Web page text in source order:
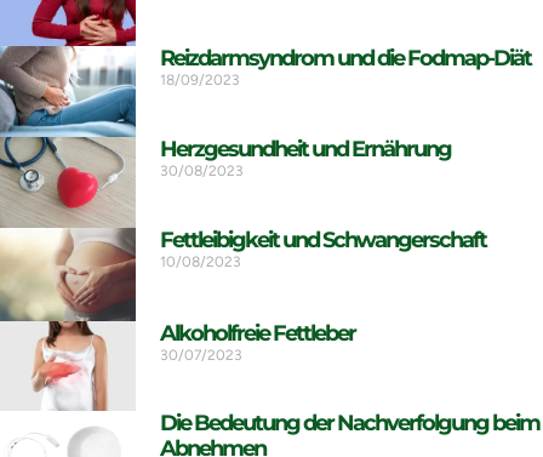
Reizdarmsyndrom und die Fodmap-Diät
18/09/2023
Herzgesundheit und Ernährung
30/08/2023
Fettleibigkeit und Schwangerschaft
10/08/2023
Alkoholfreie Fettleber
30/07/2023
Die Bedeutung der Nachverfolgung beim
Abnehmen